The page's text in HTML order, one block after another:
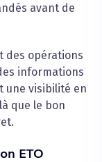
avant de
des opérations
informations
une visibilité en
que le bon
ETO